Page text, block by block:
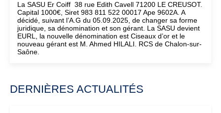
La SASU Er Coiff 38 rue Edith Cavell 71200 LE CREUSOT.
Capital 1000€, Siret 983 811 522 00017 Ape 9602A. A
décidé, suivant l’A.G du 05.09.2025, de changer sa forme
juridique, sa dénomination et son gérant. La SASU devient
EURL, la nouvelle dénomination est Ciseaux d’or et le
nouveau gérant est M. Ahmed HILALI. RCS de Chalon-sur-
Saône.
DERNIÈRES ACTUALITÉS